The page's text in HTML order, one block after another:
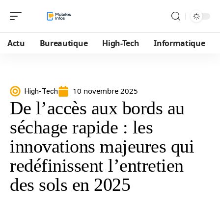
Actu Bureautique High-Tech Informatique
High-Tech 10 novembre 2025
De l’accès aux bords au
séchage rapide : les
innovations majeures qui
redéfinissent l’entretien
des sols en 2025